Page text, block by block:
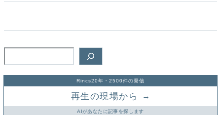
Rincs20年・2500件の発信
再生の現場から →
AIがあなたに記事を探します